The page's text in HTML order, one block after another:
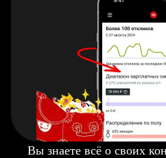
Вы знаете всё о своих